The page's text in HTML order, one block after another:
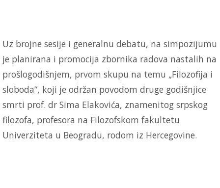
Uz brojne sesije i generalnu debatu, na simpozijumu
je planirana i promocija zbornika radova nastalih na
prošlogodišnjem, prvom skupu na temu „Filozofija i
sloboda“, koji je održan povodom druge godišnjice
smrti prof. dr Sima Elakovića, znamenitog srpskog
filozofa, profesora na Filozofskom fakultetu
Univerziteta u Beogradu, rodom iz Hercegovine.